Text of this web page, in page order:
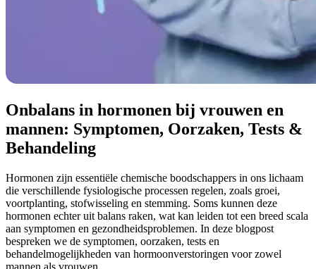
Onbalans in hormonen bij vrouwen en
mannen: Symptomen, Oorzaken, Tests &
Behandeling
Hormonen zijn essentiële chemische boodschappers in ons lichaam
die verschillende fysiologische processen regelen, zoals groei,
voortplanting, stofwisseling en stemming. Soms kunnen deze
hormonen echter uit balans raken, wat kan leiden tot een breed scala
aan symptomen en gezondheidsproblemen. In deze blogpost
bespreken we de symptomen, oorzaken, tests en
behandelmogelijkheden van hormoonverstoringen voor zowel
mannen als vrouwen.